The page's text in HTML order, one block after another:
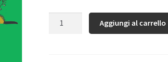
Aggiungi al carrello